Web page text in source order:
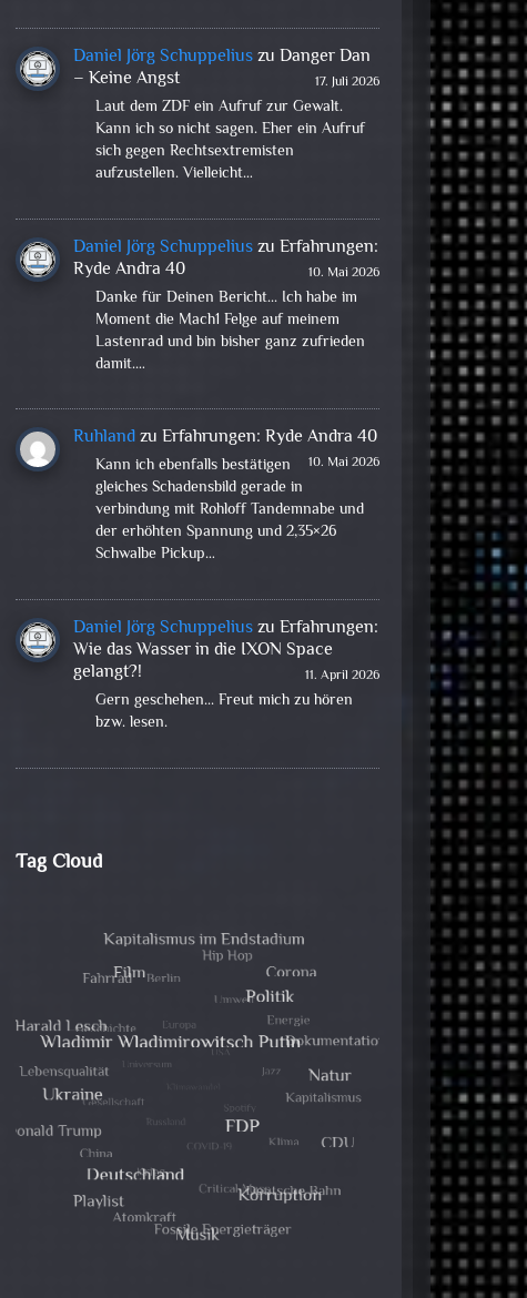
Daniel Jörg SchuppeliuszuDanger Dan
– Keine Angst
17. Juli 2026
Laut dem ZDF ein Aufruf zur Gewalt.
Kann ich so nicht sagen. Eher ein Aufruf
sich gegen Rechtsextremisten
aufzustellen. Vielleicht…
Daniel Jörg SchuppeliuszuErfahrungen:
Ryde Andra 40
10. Mai 2026
Danke für Deinen Bericht... Ich habe im
Moment die Mach1 Felge auf meinem
Lastenrad und bin bisher ganz zufrieden
damit.…
RuhlandzuErfahrungen: Ryde Andra 40
10. Mai 2026
Kann ich ebenfalls bestätigen
gleiches Schadensbild gerade in
verbindung mit Rohloff Tandemnabe und
der erhöhten Spannung und 2,35×26
Schwalbe Pickup…
Daniel Jörg SchuppeliuszuErfahrungen:
Wie das Wasser in die IXON Space
gelangt?!
11. April 2026
Gern geschehen... Freut mich zu hören
bzw. lesen.
Tag Cloud